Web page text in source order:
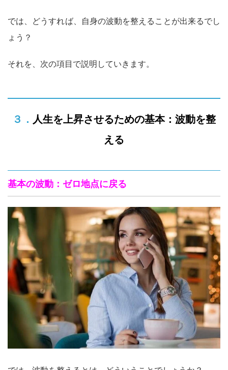
では、どうすれば、自身の波動を整えることが出来るでし
ょう？
それを、次の項目で説明していきます。
３．人生を上昇させるための基本：波動を整
える
基本の波動：ゼロ地点に戻る